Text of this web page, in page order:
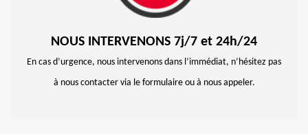
NOUS INTERVENONS 7j/7 et 24h/24
En cas d’urgence, nous intervenons dans l’immédiat, n’hésitez pas
à nous contacter via le formulaire ou à nous appeler.